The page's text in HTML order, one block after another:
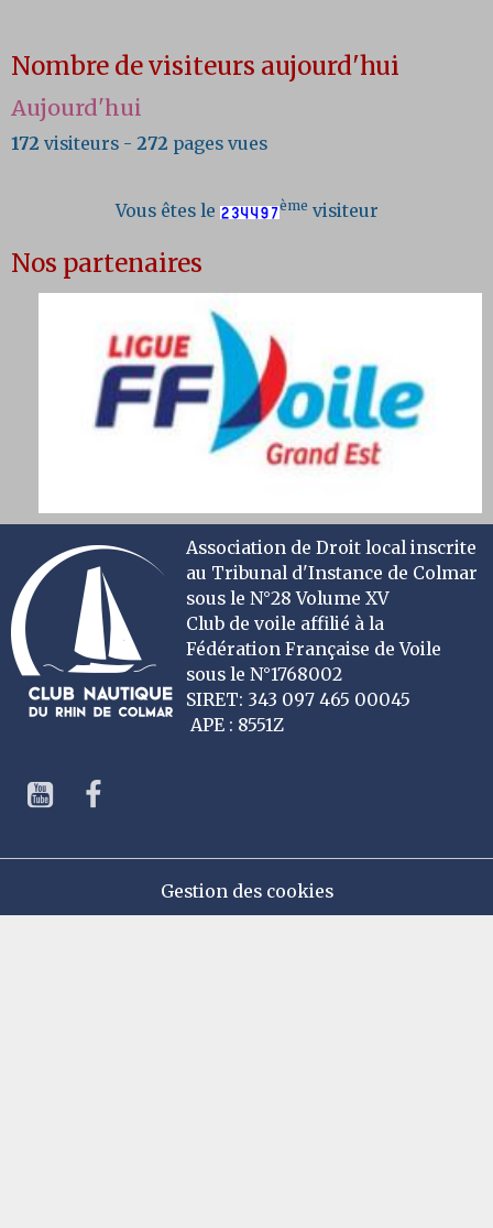
Nombre de visiteurs aujourd'hui
Aujourd'hui
172 visiteurs - 272 pages vues
Vous êtes le ème visiteur
Nos partenaires
Association de Droit local inscrite
au Tribunal d'Instance de Colmar
sous le N°28 Volume XV
Club de voile affilié à la
Fédération Française de Voile
sous le N°1768002
SIRET: 343 097 465 00045
APE : 8551Z
Gestion des cookies